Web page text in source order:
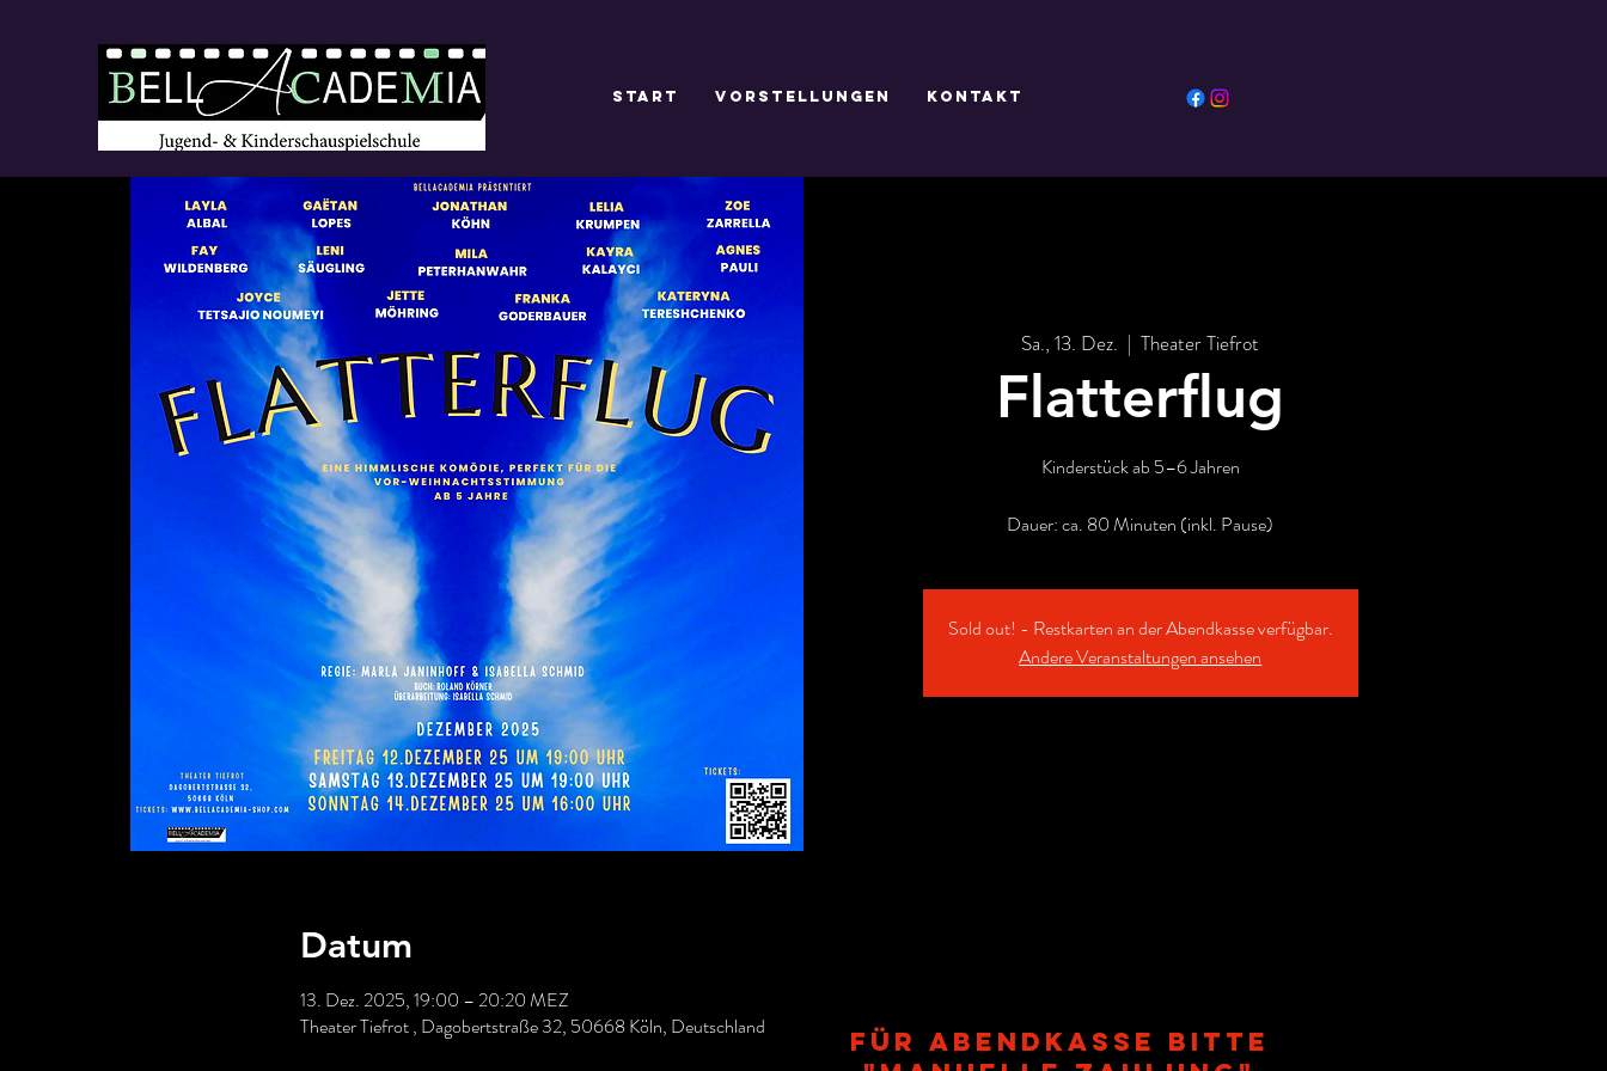
Start Vorstellungen Kontakt
Sa., 13. Dez.
  |
Theater Tiefrot
Flatterflug
Kinderstück ab 5–6 Jahren
Dauer: ca. 80 Minuten (inkl. Pause)
Sold out! - Restkarten an der Abendkasse verfügbar.
Andere Veranstaltungen ansehen
Datum
13. Dez. 2025, 19:00 – 20:20 MEZ
Theater Tiefrot , Dagobertstraße 32, 50668 Köln, Deutschland
Für ABENdkasse bitte